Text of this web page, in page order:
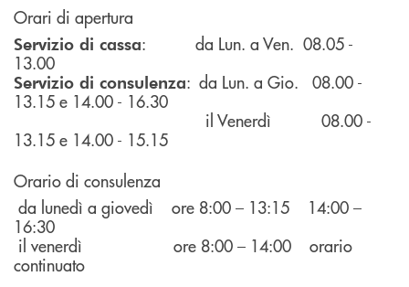
Orari di apertura
Servizio di cassa: da Lun. a Ven. 08.05 -
13.00
Servizio di consulenza: da Lun. a Gio. 08.00 -
13.15 e 14.00 - 16.30
il Venerdì 08.00 -
13.15 e 14.00 - 15.15
Orario di consulenza
da lunedì a giovedì ore 8:00 – 13:15 14:00 –
16:30
il venerdì ore 8:00 – 14:00 orario
continuato